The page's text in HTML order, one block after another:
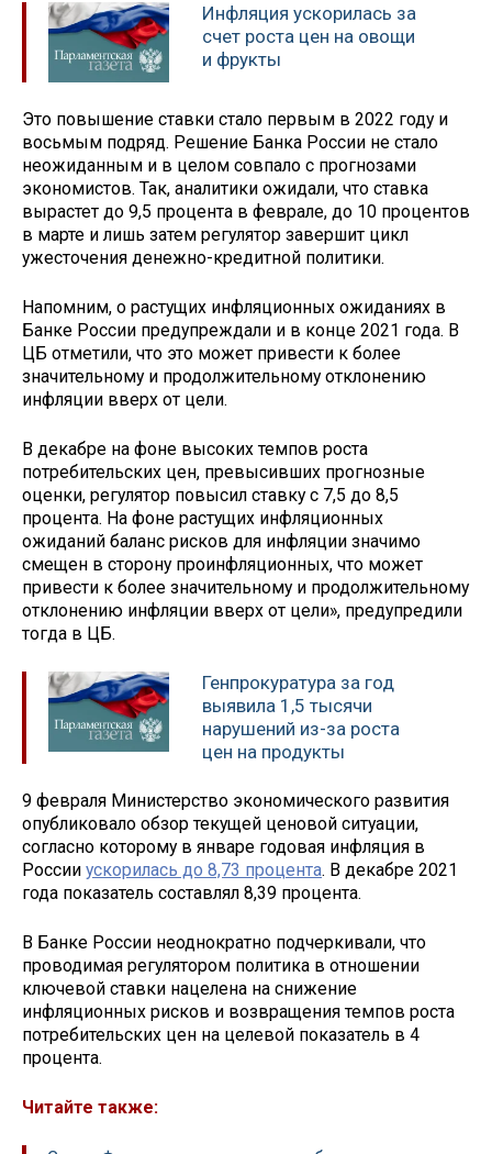
Инфляция ускорилась за
счет роста цен на овощи
и фрукты
Это повышение ставки стало первым в 2022 году и
восьмым подряд. Решение Банка России не стало
неожиданным и в целом совпало с прогнозами
экономистов. Так, аналитики ожидали, что ставка
вырастет до 9,5 процента в феврале, до 10 процентов
в марте и лишь затем регулятор завершит цикл
ужесточения денежно-кредитной политики.
Напомним, о растущих инфляционных ожиданиях в
Банке России предупреждали и в конце 2021 года. В
ЦБ отметили, что это может привести к более
значительному и продолжительному отклонению
инфляции вверх от цели.
В декабре на фоне высоких темпов роста
потребительских цен, превысивших прогнозные
оценки, регулятор повысил ставку с 7,5 до 8,5
процента. На фоне растущих инфляционных
ожиданий баланс рисков для инфляции значимо
смещен в сторону проинфляционных, что может
привести к более значительному и продолжительному
отклонению инфляции вверх от цели», предупредили
тогда в ЦБ.
Генпрокуратура за год
выявила 1,5 тысячи
нарушений из-за роста
цен на продукты
9 февраля Министерство экономического развития
опубликовало обзор текущей ценовой ситуации,
согласно которому в январе годовая инфляция в
России ускорилась до 8,73 процента. В декабре 2021
года показатель составлял 8,39 процента.
В Банке России неоднократно подчеркивали, что
проводимая регулятором политика в отношении
ключевой ставки нацелена на снижение
инфляционных рисков и возвращения темпов роста
потребительских цен на целевой показатель в 4
процента.
Читайте также: